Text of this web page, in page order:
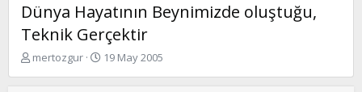
Dünya Hayatının Beynimizde oluştuğu,
Teknik Gerçektir
K
mertozgur
B19 May 2005